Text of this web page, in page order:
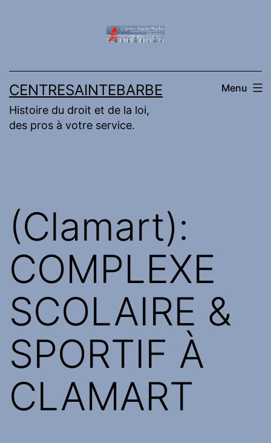
CENTRESAINTEBARBE
Histoire du droit et de la loi,
des pros à votre service.
Menu
(Clamart):
COMPLEXE
SCOLAIRE &
SPORTIF À
CLAMART